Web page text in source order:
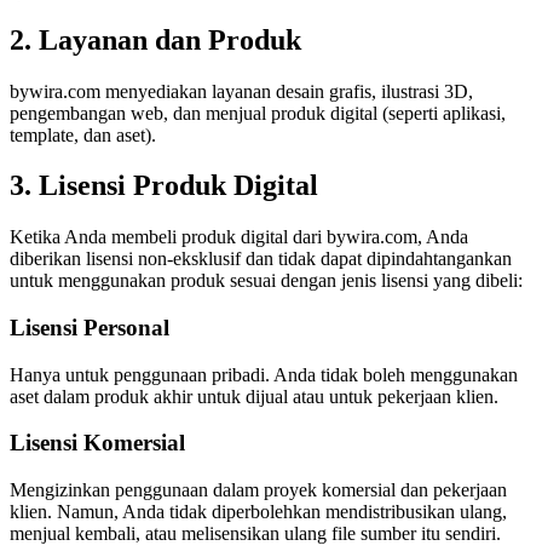
2. Layanan dan Produk
bywira.com menyediakan layanan desain grafis, ilustrasi 3D,
pengembangan web, dan menjual produk digital (seperti aplikasi,
template, dan aset).
3. Lisensi Produk Digital
Ketika Anda membeli produk digital dari bywira.com, Anda
diberikan lisensi non-eksklusif dan tidak dapat dipindahtangankan
untuk menggunakan produk sesuai dengan jenis lisensi yang dibeli:
Lisensi Personal
Hanya untuk penggunaan pribadi. Anda tidak boleh menggunakan
aset dalam produk akhir untuk dijual atau untuk pekerjaan klien.
Lisensi Komersial
Mengizinkan penggunaan dalam proyek komersial dan pekerjaan
klien. Namun, Anda tidak diperbolehkan mendistribusikan ulang,
menjual kembali, atau melisensikan ulang file sumber itu sendiri.